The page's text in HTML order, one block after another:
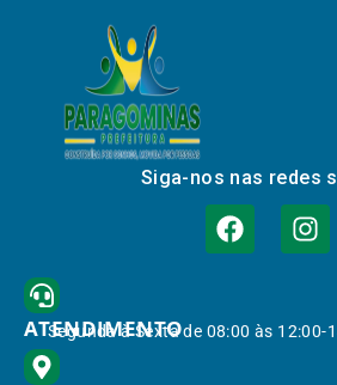
Siga-nos nas redes
ATENDIMENTO
Segunda à Sexta de 08:00 às 12:00-